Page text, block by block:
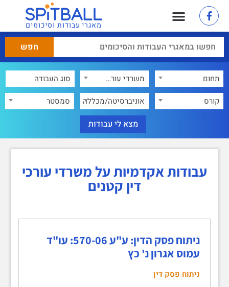
מאגרי עבודות וסיכומים
תחום
משרדי עורכי דין קטנים
קורס
אוניברסיטה/מכללה סמסטר
עבודות אקדמיות על משרדי עורכי
דין קטנים
ניתוח פסק הדין: ע"ע 570-06: עו"ד
עמוס אגרון נ' כץ
ניתוח פסק דין